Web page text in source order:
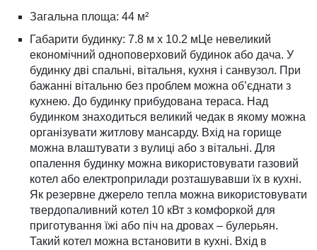
Загальна площа: 44 м²
Габарити будинку: 7.8 м х 10.2 мЦе невеликий
економічний одноповерховий будинок або дача. У
будинку дві спальні, вітальня, кухня і санвузол. При
бажанні вітальню без проблем можна об’єднати з
кухнею. До будинку прибудована тераса. Над
будинком знаходиться великий чедак в якому можна
організувати житлову мансарду. Вхід на горище
можна влаштувати з вулиці або з вітальні. Для
опалення будинку можна використовувати газовий
котел або електроприлади розташувавши їх в кухні.
Як резервне джерело тепла можна використовувати
твердопаливний котел 10 кВт з комфоркой для
приготування їжі або піч на дровах – булерьян.
Такий котел можна встановити в кухні. Вхід в